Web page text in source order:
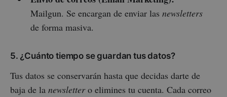
Mailgun. Se encargan de enviar las newsletters
de forma masiva.
5. ¿Cuánto tiempo se guardan tus datos?
Tus datos se conservarán hasta que decidas darte de
baja de la newslettero elimines tu cuenta. Cada correo